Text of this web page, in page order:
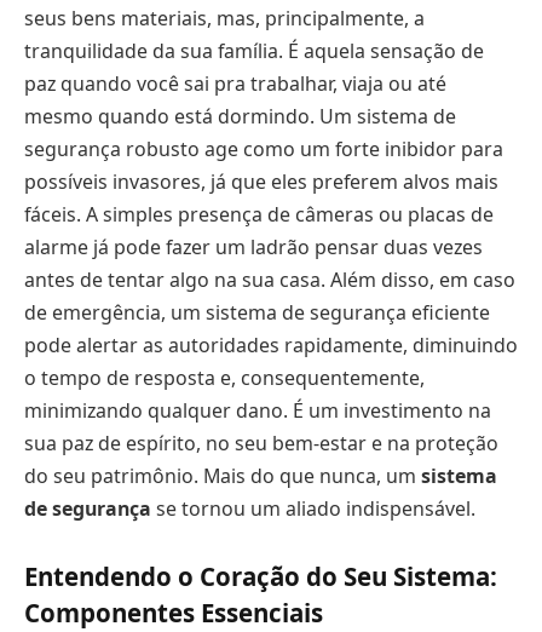
seus bens materiais, mas, principalmente, a
tranquilidade da sua família. É aquela sensação de
paz quando você sai pra trabalhar, viaja ou até
mesmo quando está dormindo. Um sistema de
segurança robusto age como um forte inibidor para
possíveis invasores, já que eles preferem alvos mais
fáceis. A simples presença de câmeras ou placas de
alarme já pode fazer um ladrão pensar duas vezes
antes de tentar algo na sua casa. Além disso, em caso
de emergência, um sistema de segurança eficiente
pode alertar as autoridades rapidamente, diminuindo
o tempo de resposta e, consequentemente,
minimizando qualquer dano. É um investimento na
sua paz de espírito, no seu bem-estar e na proteção
do seu patrimônio. Mais do que nunca, um sistema
de segurança se tornou um aliado indispensável.
Entendendo o Coração do Seu Sistema:
Componentes Essenciais